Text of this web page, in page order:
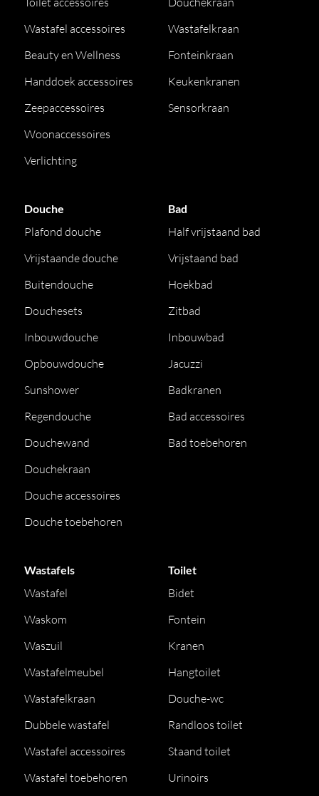
Wastafel accessoires
Beauty en Wellness
Handdoek accessoires
Zeepaccessoires
Woonaccessoires
Verlichting
Wastafelkraan
Fonteinkraan
Keukenkranen
Sensorkraan
Douche
Plafond douche
Vrijstaande douche
Buitendouche
Douchesets
Inbouwdouche
Opbouwdouche
Sunshower
Regendouche
Douchewand
Douchekraan
Douche accessoires
Douche toebehoren
Bad
Half vrijstaand bad
Vrijstaand bad
Hoekbad
Zitbad
Inbouwbad
Jacuzzi
Badkranen
Bad accessoires
Bad toebehoren
Wastafels
Wastafel
Waskom
Waszuil
Wastafelmeubel
Wastafelkraan
Dubbele wastafel
Wastafel accessoires
Wastafel toebehoren
Toilet
Bidet
Fontein
Kranen
Hangtoilet
Douche-wc
Randloos toilet
Staand toilet
Urinoirs